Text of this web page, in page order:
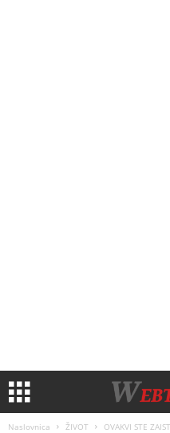
Naslovnica ŽIVOT OVAKVI STE